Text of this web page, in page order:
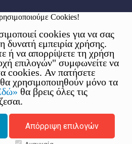
Cookies!
cookies για να σας
δυνατή εμπειρία χρήσης.
ή να απορρίψετε τη χρήση
επιλογών" συμφωνείτε να
cookies. Αν πατήσετε
χρησιμοποιηθούν μόνο τα
θα βρεις όλες τις
Απόρριψη επιλογών